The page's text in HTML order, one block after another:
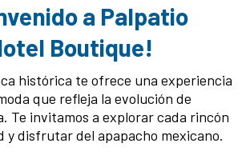
a Palpatio
Boutique!
histórica te ofrece una experiencia
que refleja la evolución de
Te invitamos a explorar cada rincón
y disfrutar del apapacho mexicano.